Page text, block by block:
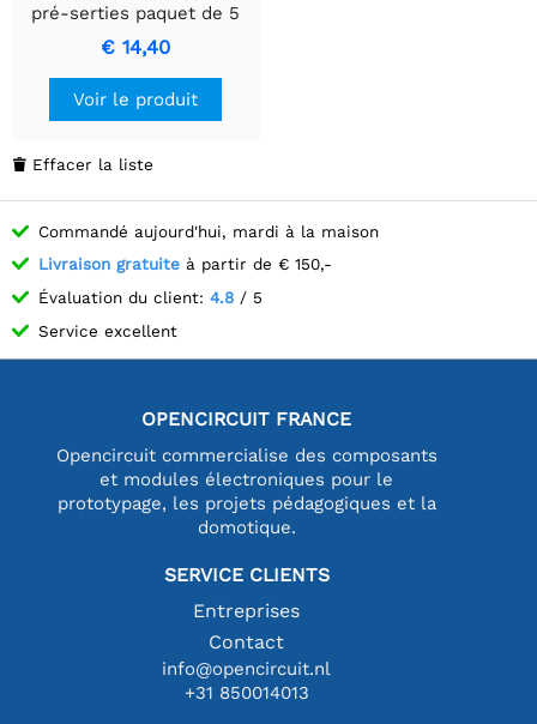
pré-serties paquet de 5
MF 36" vert
€ 14,40
Voir le produit
 Effacer la liste
Commandé aujourd'hui, mardi à la maison
Livraison gratuite à partir de € 150,-
Évaluation du client: 4.8 / 5
Service excellent
OPENCIRCUIT FRANCE
Opencircuit commercialise des composants
et modules électroniques pour le
prototypage, les projets pédagogiques et la
domotique.
SERVICE CLIENTS
Entreprises
Contact
info@opencircuit.nl
+31 850014013